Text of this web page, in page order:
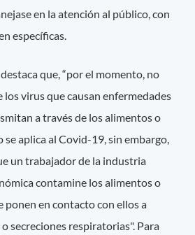
en la atención al público, con
específicas.
que, “por el momento, no
los virus que causan enfermedades
a través de los alimentos o
se aplica al Covid-19, sin embargo,
un trabajador de la industria
contamine los alimentos o
ponen en contacto con ellos a
secreciones respiratorias". Para